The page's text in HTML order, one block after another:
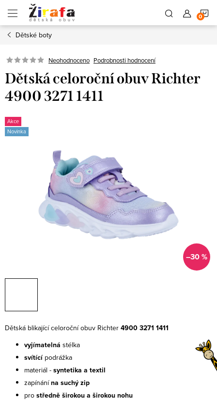
obsah
Dětské boty
Neohodnoceno Podrobnosti hodnocení
Dětská celoroční obuv Richter
4900 3271 1411
Akce
Novinka
–30 %
Dětská blikající celoroční obuv Richter 4900 3271 1411
vyjímatelná stélka
svítícípodrážka
materiál - syntetika a textil
zapínánína suchý zip
pro středně širokou a širokou nohu